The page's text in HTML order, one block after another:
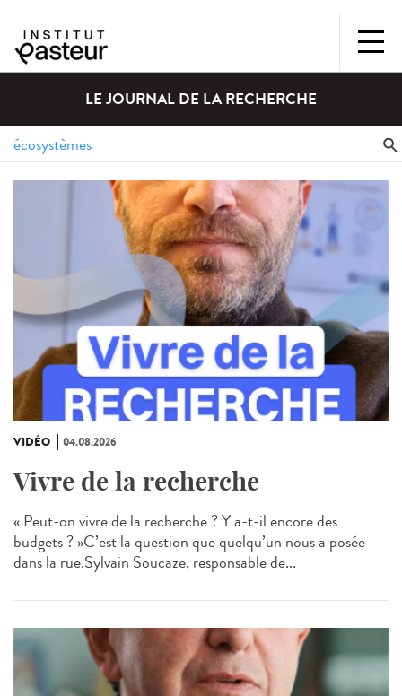
LE JOURNAL DE LA RECHERCHE
VIDÉO 04.08.2026
Vivre de la recherche
« Peut-on vivre de la recherche ? Y a-t-il encore des
budgets ? »C’est la question que quelqu’un nous a posée
dans la rue.Sylvain Soucaze, responsable de...